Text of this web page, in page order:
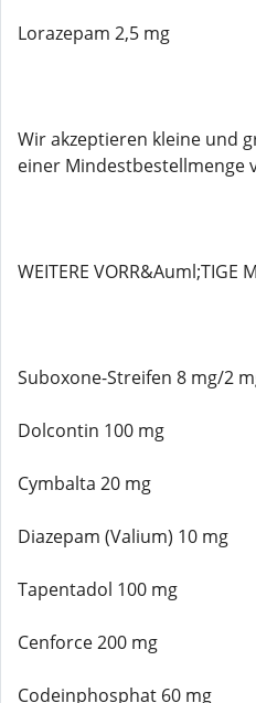
Lorazepam 2,5 mg
Wir akzeptieren kleine und
einer Mindestbestellmenge
WEITERE VORR&Auml;TIGE
Suboxone-Streifen 8 mg/2
Dolcontin 100 mg
Cymbalta 20 mg
Diazepam (Valium) 10 mg
Tapentadol 100 mg
Cenforce 200 mg
Codeinphosphat 60 mg